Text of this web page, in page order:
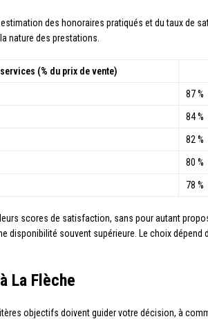
des honoraires pratiqués et du taux de
nature des prestations.
(% du prix de vente)
87 %
84 %
82 %
80 %
78 %
scores de satisfaction, sans pour autant
disponibilité souvent supérieure. Le choix
La Flèche
objectifs doivent guider votre décision, à